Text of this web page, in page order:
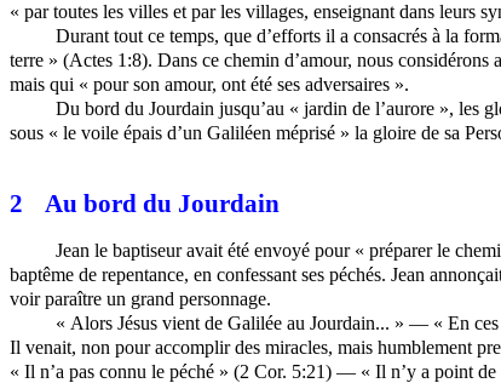
« par toutes les villes et par les villages, enseignant dans leurs
Durant tout ce temps, que d’efforts il a consacrés à la
terre » (Actes 1:8). Dans ce chemin d’amour, nous
mais qui « pour son amour, ont été ses adversaires ».
Du bord du Jourdain jusqu’au « jardin de l’aurore », les
sous « le voile épais d’un Galiléen méprisé » la gloire de sa
2 Au bord du Jourdain
Jean le baptiseur avait été envoyé pour « préparer le
baptême de repentance, en confessant ses péchés. Jean
voir paraître un grand personnage.
« Alors Jésus vient de Galilée au Jourdain... » — « En
Il venait, non pour accomplir des miracles, mais humblement
« Il n’a pas connu le péché » (2 Cor. 5:21) — « Il n’y a point